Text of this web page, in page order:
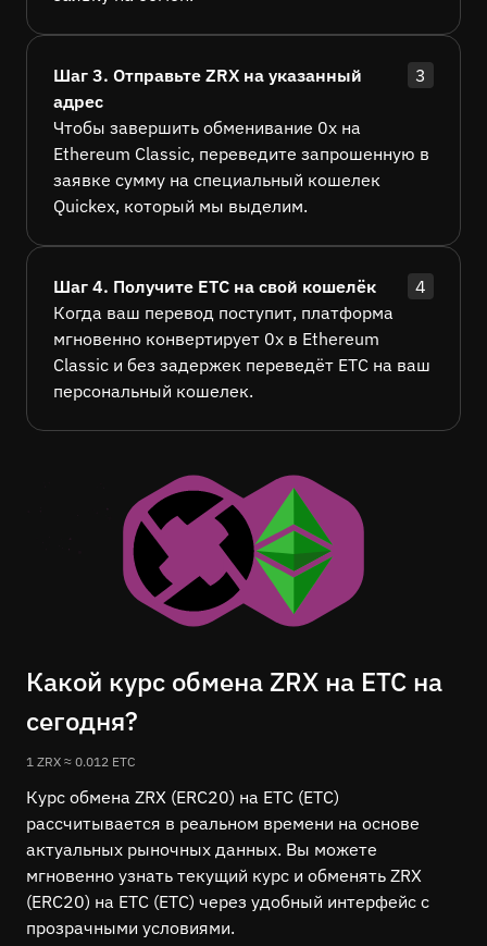
Шаг 3. Отправьте ZRX на указанный
адрес
3
Чтобы завершить обменивание 0x на
Ethereum Classic, переведите запрошенную в
заявке сумму на специальный кошелек
Quickex, который мы выделим.
Шаг 4. Получите ETC на свой кошелёк
4
Когда ваш перевод поступит, платформа
мгновенно конвертирует 0x в Ethereum
Classic и без задержек переведёт ETC на ваш
персональный кошелек.
Какой курс обмена ZRX на ETC на
сегодня?
1 ZRX ≈ 0.012 ETC
Курс обмена ZRX (ERC20) на ETC (ETC)
рассчитывается в реальном времени на основе
актуальных рыночных данных. Вы можете
мгновенно узнать текущий курс и обменять ZRX
(ERC20) на ETC (ETC) через удобный интерфейс с
прозрачными условиями.